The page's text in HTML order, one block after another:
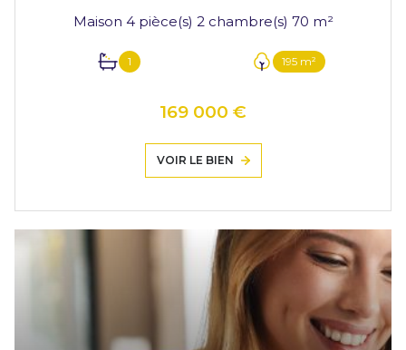
Maison 4 pièce(s) 2 chambre(s) 70 m²
1 195 m²
169 000 €
VOIR LE BIEN